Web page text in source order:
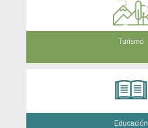
Turismo
Educación